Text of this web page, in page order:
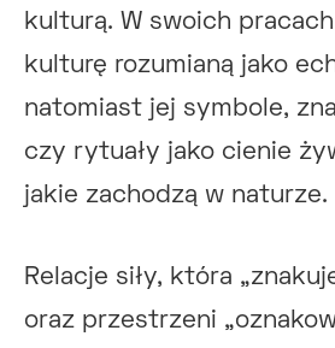
kulturą. W swoich
kulturę rozumianą jako
natomiast jej symbole,
czy rytuały jako cienie
jakie zachodzą w naturze.
Relacje siły, która
oraz przestrzeni